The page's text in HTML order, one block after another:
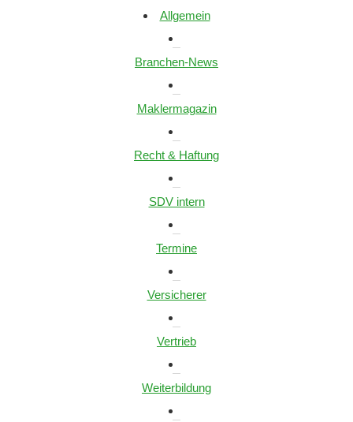
Allgemein
Branchen-News
Maklermagazin
Recht & Haftung
SDV intern
Termine
Versicherer
Vertrieb
Weiterbildung